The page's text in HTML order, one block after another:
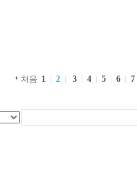
처음 1 2 3 4 5 6 7